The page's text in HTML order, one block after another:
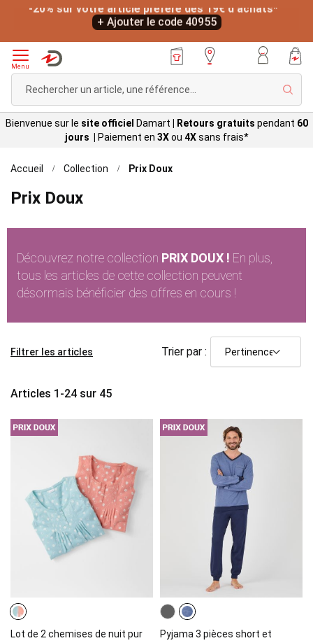
-20% sur votre article préféré dès 19€ d'achats*
+ Ajouter le code 40955
Menu
Bienvenue sur le site officiel Damart Retours gratuits pendant 60
jours |
Paiement en 3Xou 4Xsans frais*
Accueil Collection Prix Doux
Prix Doux
Découvrez notre collection PRIX DOUX ! En plus,
tous les articles de cette collection peuvent
désormais bénéficier des offres en cours !
Articles 1 -24 sur 45
Trier par :
Lot de 2 chemises de nuit pur
Pyjama 3 pièces short et
Filtrer les articles